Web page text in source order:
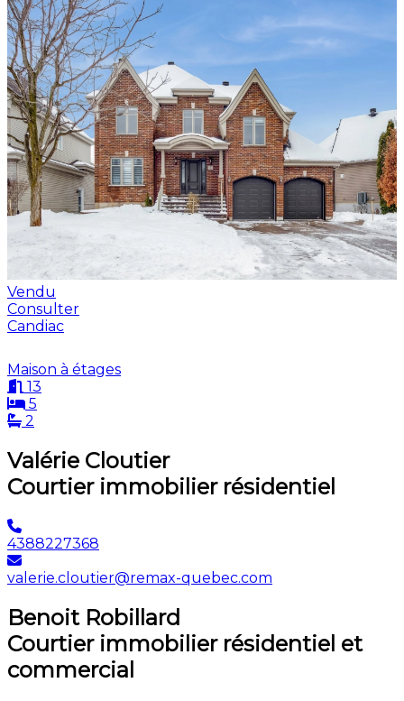
Vendu
Consulter
Candiac
Maison à étages
13
5
2
Valérie Cloutier
Courtier immobilier résidentiel
4388227368
valerie.cloutier@remax-quebec.com
Benoit Robillard
Courtier immobilier résidentiel et
commercial